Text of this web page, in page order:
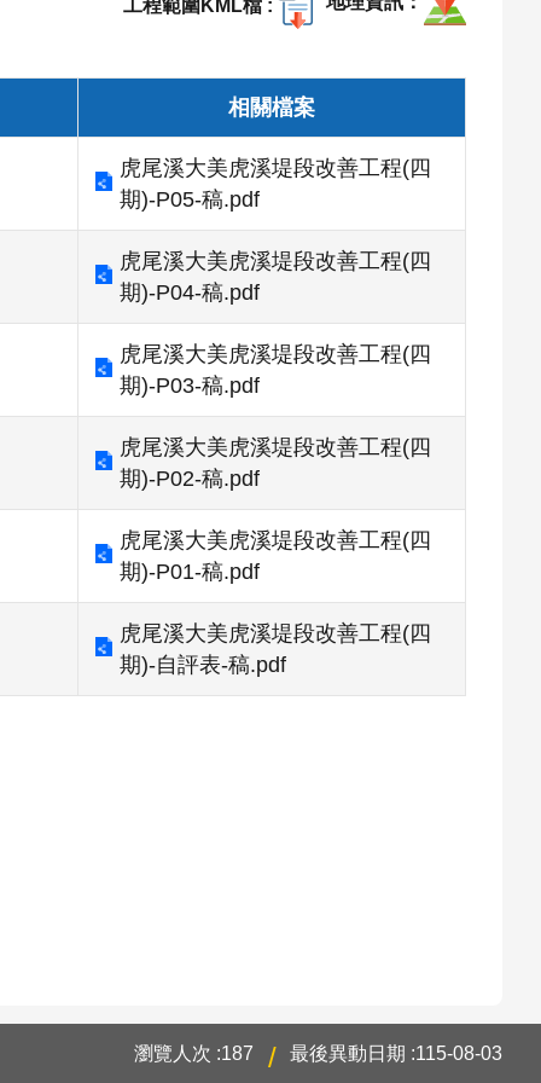
工程範圍KML檔 :
相關檔案
虎尾溪大美虎溪堤段改善工程(四
期)-P05-稿.pdf
虎尾溪大美虎溪堤段改善工程(四
期)-P04-稿.pdf
虎尾溪大美虎溪堤段改善工程(四
期)-P03-稿.pdf
虎尾溪大美虎溪堤段改善工程(四
期)-P02-稿.pdf
虎尾溪大美虎溪堤段改善工程(四
期)-P01-稿.pdf
虎尾溪大美虎溪堤段改善工程(四
期)-自評表-稿.pdf
瀏覽人次 187 最後異動日期 115-08-03